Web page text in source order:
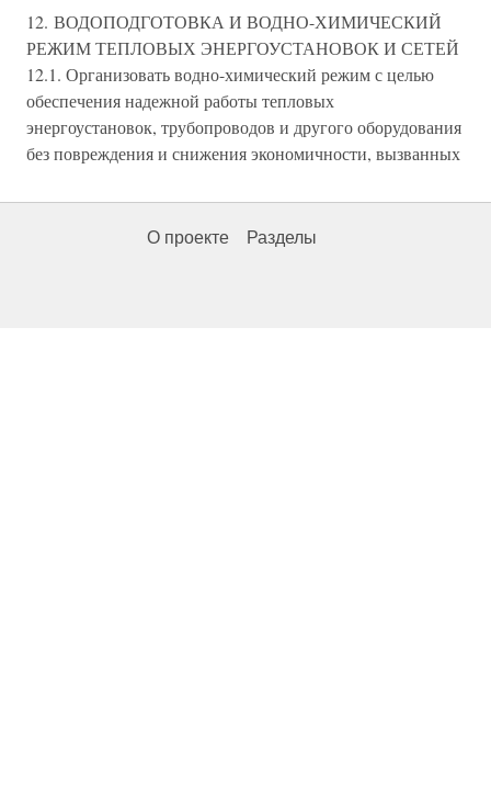
12. ВОДОПОДГОТОВКА И ВОДНО-ХИМИЧЕСКИЙ
РЕЖИМ ТЕПЛОВЫХ ЭНЕРГОУСТАНОВОК И СЕТЕЙ
12.1. Организовать водно-химический режим с целью
обеспечения надежной работы тепловых
энергоустановок, трубопроводов и другого оборудования
без повреждения и снижения экономичности, вызванных
О проекте Разделы